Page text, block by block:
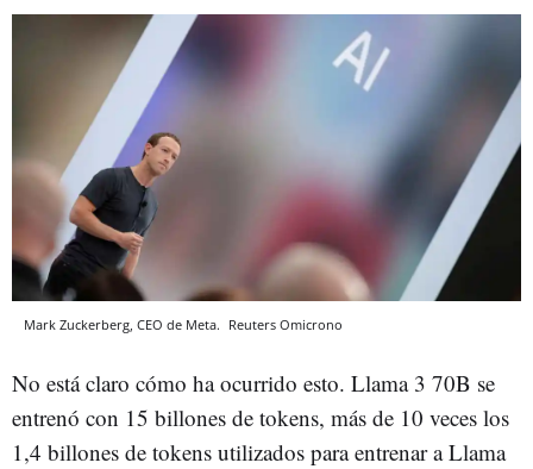
Mark Zuckerberg, CEO de Meta. Reuters Omicrono
No está claro cómo ha ocurrido esto. Llama 3 70B se
entrenó con 15 billones de tokens, más de 10 veces los
1,4 billones de tokens utilizados para entrenar a Llama